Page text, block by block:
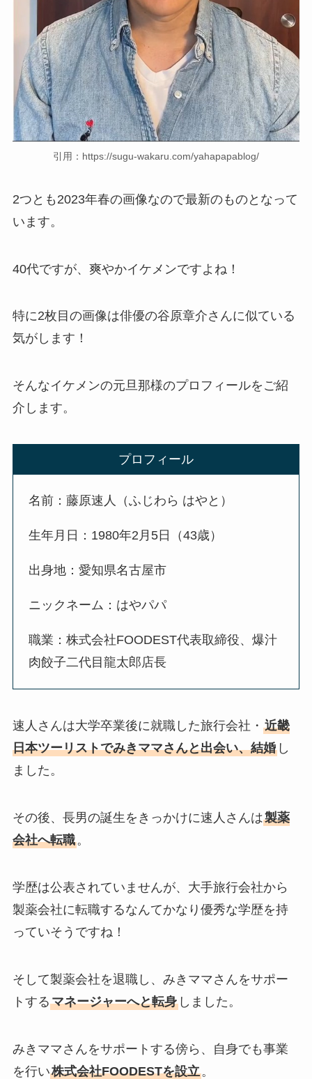
引用：https://sugu-wakaru.com/yahapapablog/
2つとも2023年春の画像なので最新のものとなって
います。
40代ですが、爽やかイケメンですよね！
特に2枚目の画像は俳優の谷原章介さんに似ている
気がします！
そんなイケメンの元旦那様のプロフィールをご紹
介します。
プロフィール
名前：藤原速人（ふじわら はやと）
生年月日：1980年2月5日（43歳）
出身地：愛知県名古屋市
ニックネーム：はやパパ
職業：株式会社FOODEST代表取締役、爆汁
肉餃子二代目龍太郎店長
速人さんは大学卒業後に就職した旅行会社・ 近畿
日本ツーリストでみきママさんと出会い、結婚し
ました。
その後、長男の誕生をきっかけに速人さんは製薬
会社へ転職。
学歴は公表されていませんが、大手旅行会社から
製薬会社に転職するなんてかなり優秀な学歴を持
っていそうですね！
そして製薬会社を退職し、みきママさんをサポー
トするマネージャーへと転身しました。
みきママさんをサポートする傍ら、自身でも事業
を行い株式会社FOODESTを設立。